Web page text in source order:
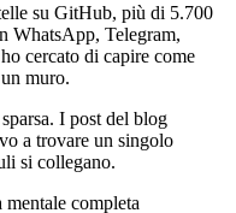
su GitHub, più di 5.700
WhatsApp, Telegram,
cercato di capire come
muro.
I post del blog
a trovare un singolo
si collegano.
completa